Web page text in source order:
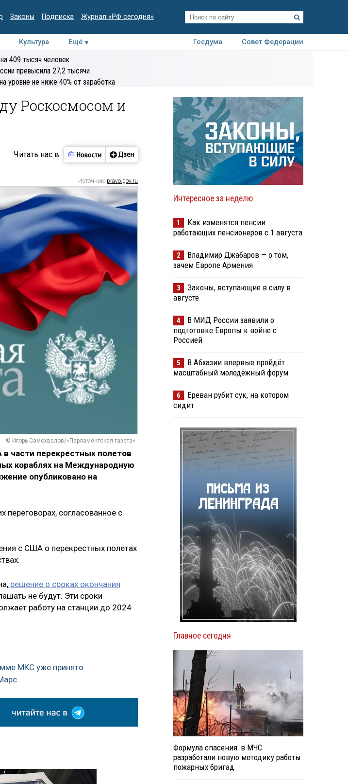
Законы Подписка Журнал «РФ сегодня»
Культура Ещё Госдума
Совет Федерации
Колумнисты
409 тысяч человек
превысила 27,2 тысячи
уровне не ниже 40% от заработка
Роскосмосом и
Читать нас в
Источник: pravo.gov.ru
© Игорь Самохвалов/«Парламентская газета»
части перекрестных полетов
кораблях на Международную
опубликовано на
переговорах, согласованное с
с США о перекрестных полетах
решение о сроках окончания
не будут. Эти сроки
работу на станции до 2024
МКС уже принято
Интересное за неделю
1
Как изменятся пенсии
работающих пенсионеров с 1 августа
2
Владимир Джабаров — о том,
зачем Европе Армения
3
Законы, вступающие в силу в
августе
4
В МИД России заявили о
подготовке Европы к войне с
Россией
5
В Абхазии впервые пройдёт
масштабный молодёжный форум
6
Ереван рубит сук, на котором
сидит
Главное сегодня
Формула спасения: в МЧС
разработали новую методику работы
пожарных бригад